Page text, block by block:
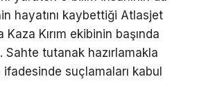
hayatını kaybettiği Atlasjet
Kaza Kırım ekibinin başında
Sahte tutanak hazırlamakla
suçlamaları kabul